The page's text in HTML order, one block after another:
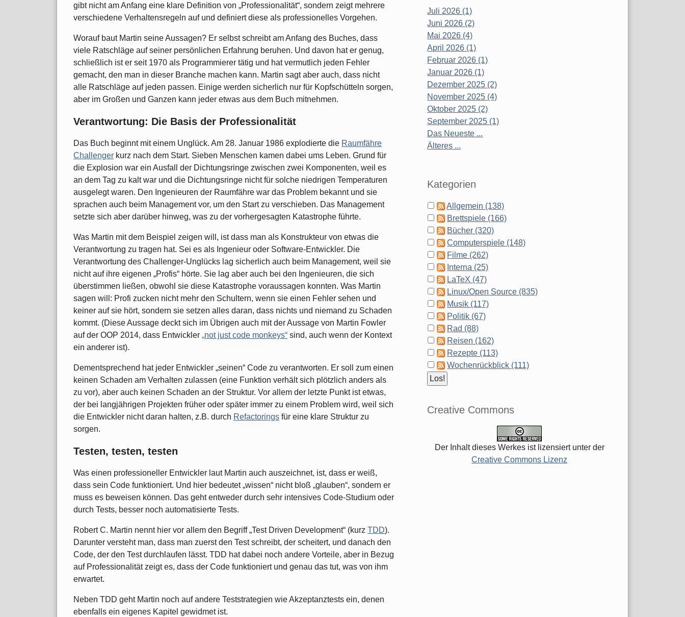
gibt nicht am Anfang eine klare Definition von „Professionalität“, sondern zeigt mehrere
verschiedene Verhaltensregeln auf und definiert diese als professionelles Vorgehen.
Worauf baut Martin seine Aussagen? Er selbst schreibt am Anfang des Buches, dass
viele Ratschläge auf seiner persönlichen Erfahrung beruhen. Und davon hat er genug,
schließlich ist er seit 1970 als Programmierer tätig und hat vermutlich jeden Fehler
gemacht, den man in dieser Branche machen kann. Martin sagt aber auch, dass nicht
alle Ratschläge auf jeden passen. Einige werden sicherlich nur für Kopfschütteln sorgen,
aber im Großen und Ganzen kann jeder etwas aus dem Buch mitnehmen.
Verantwortung: Die Basis der Professionalität
Das Buch beginnt mit einem Unglück. Am 28. Januar 1986 explodierte die Raumfähre
Challenger kurz nach dem Start. Sieben Menschen kamen dabei ums Leben. Grund für
die Explosion war ein Ausfall der Dichtungsringe zwischen zwei Komponenten, weil es
an dem Tag zu kalt war und die Dichtungsringe nicht für solche niedrigen Temperaturen
ausgelegt waren. Den Ingenieuren der Raumfähre war das Problem bekannt und sie
sprachen auch beim Management vor, um den Start zu verschieben. Das Management
setzte sich aber darüber hinweg, was zu der vorhergesagten Katastrophe führte.
Was Martin mit dem Beispiel zeigen will, ist dass man als Konstrukteur von etwas die
Verantwortung zu tragen hat. Sei es als Ingenieur oder Software-Entwickler. Die
Verantwortung des Challenger-Unglücks lag sicherlich auch beim Management, weil sie
nicht auf ihre eigenen „Profis“ hörte. Sie lag aber auch bei den Ingenieuren, die sich
überstimmen ließen, obwohl sie diese Katastrophe voraussagen konnten. Was Martin
sagen will: Profi zucken nicht mehr den Schultern, wenn sie einen Fehler sehen und
keiner auf sie hört, sondern sie setzen alles daran, dass nichts und niemand zu Schaden
kommt. (Diese Aussage deckt sich im Übrigen auch mit der Aussage von Martin Fowler
auf der OOP 2014, dass Entwickler „not just code monkeys“ sind, auch wenn der Kontext
ein anderer ist).
Dementsprechend hat jeder Entwickler „seinen“ Code zu verantworten. Er soll zum einen
keinen Schaden am Verhalten zulassen (eine Funktion verhält sich plötzlich anders als
zu vor), aber auch keinen Schaden an der Struktur. Vor allem der letzte Punkt ist etwas,
der bei langjährigen Projekten früher oder später immer zu einem Problem wird, weil sich
die Entwickler nicht daran halten, z.B. durch Refactorings für eine klare Struktur zu
sorgen.
Testen, testen, testen
Was einen professioneller Entwickler laut Martin auch auszeichnet, ist, dass er weiß,
dass sein Code funktioniert. Und hier bedeutet „wissen“ nicht bloß „glauben“, sondern er
muss es beweisen können. Das geht entweder durch sehr intensives Code-Studium oder
durch Tests, besser noch automatisierte Tests.
Robert C. Martin nennt hier vor allem den Begriff „Test Driven Development“ (kurz TDD).
Darunter versteht man, dass man zuerst den Test schreibt, der scheitert, und danach den
Code, der den Test durchlaufen lässt. TDD hat dabei noch andere Vorteile, aber in Bezug
auf Professionalität zeigt es, dass der Code funktioniert und genau das tut, was von ihm
erwartet.
Neben TDD geht Martin noch auf andere Teststrategien wie Akzeptanztests ein, denen
ebenfalls ein eigenes Kapitel gewidmet ist.
Juli 2026 (1)
Juni 2026 (2)
Mai 2026 (4)
April 2026 (1)
Februar 2026 (1)
Januar 2026 (1)
Dezember 2025 (2)
November 2025 (4)
Oktober 2025 (2)
September 2025 (1)
Das Neueste ...
Älteres ...
Kategorien
Allgemein (138)
Brettspiele (166)
Bücher (320)
Computerspiele (148)
Filme (262)
Interna (25)
LaTeX (47)
Linux/Open Source (835)
Musik (117)
Politik (67)
Rad (88)
Reisen (162)
Rezepte (113)
Wochenrückblick (111)
Creative Commons
Der Inhalt dieses Werkes ist lizensiert unter der
Creative Commons Lizenz